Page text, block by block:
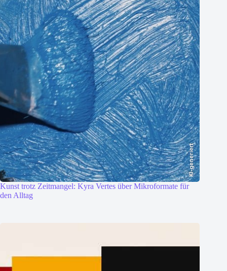
KI-generiert
Kunst trotz Zeitmangel: Kyra Vertes über Mikroformate für
den Alltag